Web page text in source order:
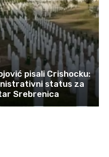
pisali Crishocku:
status za
Srebrenica